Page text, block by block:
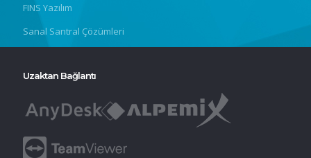
FINS Yazılım
Sanal Santral Çözümleri
Uzaktan Bağlantı